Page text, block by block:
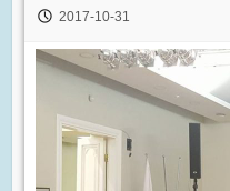
2017-10-31